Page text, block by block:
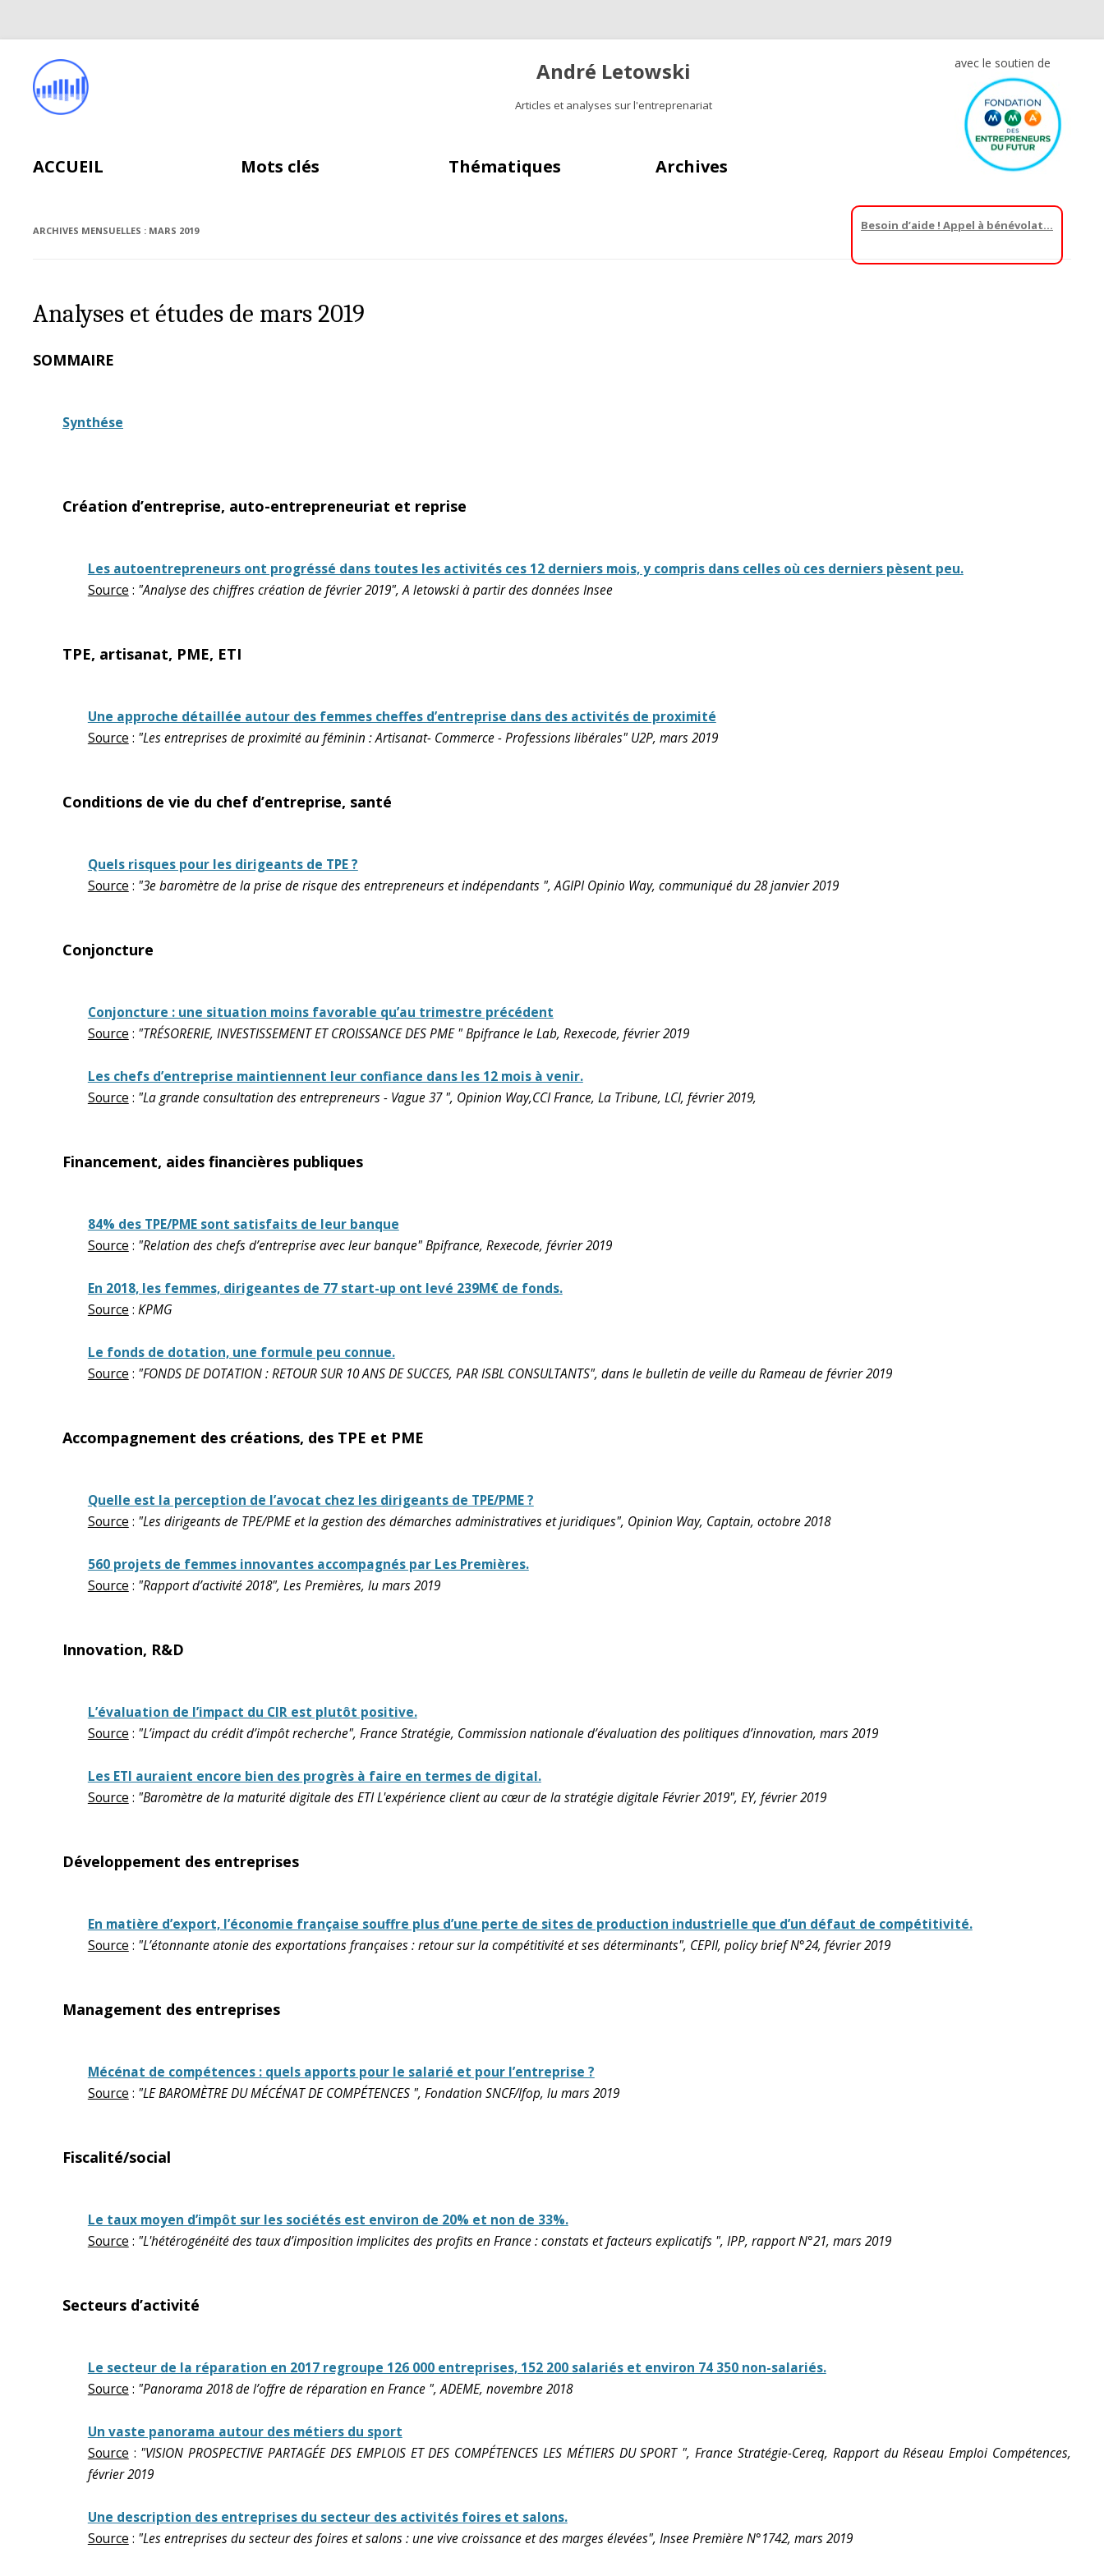
André Letowski
Articles et analyses sur l'entreprenariat
avec le soutien de
ACCUEIL Mots clés Thématiques Archives
ARCHIVES MENSUELLES : MARS 2019
Analyses et études de mars 2019
SOMMAIRE
Synthése
Création d’entreprise, auto-entrepreneuriat et reprise
Les autoentrepreneurs ont progréssé dans toutes les activités ces 12 derniers mois, y compris dans celles où ces derniers pèsent peu.
Source : "Analyse des chiffres création de février 2019", A letowski à partir des données Insee
TPE, artisanat, PME, ETI
Une approche détaillée autour des femmes cheffes d’entreprise dans des activités de proximité
Source : "Les entreprises de proximité au féminin : Artisanat- Commerce - Professions libérales" U2P, mars 2019
Conditions de vie du chef d’entreprise, santé
Quels risques pour les dirigeants de TPE ?
Source : "3e baromètre de la prise de risque des entrepreneurs et indépendants ", AGIPI Opinio Way, communiqué du 28 janvier 2019
Conjoncture
Conjoncture : une situation moins favorable qu’au trimestre précédent
Source : "TRÉSORERIE, INVESTISSEMENT ET CROISSANCE DES PME " Bpifrance le Lab, Rexecode, février 2019
Les chefs d’entreprise maintiennent leur confiance dans les 12 mois à venir.
Source : "La grande consultation des entrepreneurs - Vague 37 ", Opinion Way,CCI France, La Tribune, LCI, février 2019,
Financement, aides financières publiques
84% des TPE/PME sont satisfaits de leur banque
Source : "Relation des chefs d’entreprise avec leur banque" Bpifrance, Rexecode, février 2019
En 2018, les femmes, dirigeantes de 77 start-up ont levé 239M€ de fonds.
Source : KPMG
Le fonds de dotation, une formule peu connue.
Source : "FONDS DE DOTATION : RETOUR SUR 10 ANS DE SUCCES, PAR ISBL CONSULTANTS", dans le bulletin de veille du Rameau de février 2019
Accompagnement des créations, des TPE et PME
Quelle est la perception de l’avocat chez les dirigeants de TPE/PME ?
Source : "Les dirigeants de TPE/PME et la gestion des démarches administratives et juridiques", Opinion Way, Captain, octobre 2018
560 projets de femmes innovantes accompagnés par Les Premières.
Source : "Rapport d’activité 2018", Les Premières, lu mars 2019
Innovation, R&D
L’évaluation de l’impact du CIR est plutôt positive.
Source : "L’impact du crédit d’impôt recherche", France Stratégie, Commission nationale d’évaluation des politiques d’innovation, mars 2019
Les ETI auraient encore bien des progrès à faire en termes de digital.
Source : "Baromètre de la maturité digitale des ETI L'expérience client au cœur de la stratégie digitale Février 2019", EY, février 2019
Développement des entreprises
En matière d’export, l’économie française souffre plus d’une perte de sites de production industrielle que d’un défaut de compétitivité.
Source : "L’étonnante atonie des exportations françaises : retour sur la compétitivité et ses déterminants", CEPII, policy brief N°24, février 2019
Management des entreprises
Mécénat de compétences : quels apports pour le salarié et pour l’entreprise ?
Source : "LE BAROMÈTRE DU MÉCÉNAT DE COMPÉTENCES ", Fondation SNCF/Ifop, lu mars 2019
Fiscalité/social
Le taux moyen d’impôt sur les sociétés est environ de 20% et non de 33%.
Source : "L'hétérogénéité des taux d’imposition implicites des profits en France : constats et facteurs explicatifs ", IPP, rapport N°21, mars 2019
Secteurs d’activité
Le secteur de la réparation en 2017 regroupe 126 000 entreprises, 152 200 salariés et environ 74 350 non-salariés.
Source : "Panorama 2018 de l’offre de réparation en France ", ADEME, novembre 2018
Un vaste panorama autour des métiers du sport
Source : "VISION PROSPECTIVE PARTAGÉE DES EMPLOIS ET DES COMPÉTENCES LES MÉTIERS DU SPORT ", France Stratégie-Cereq, Rapport du Réseau Emploi Compétences,
février 2019
Une description des entreprises du secteur des activités foires et salons.
Source : "Les entreprises du secteur des foires et salons : une vive croissance et des marges élevées", Insee Première N°1742, mars 2019
Besoin d’aide ! Appel à bénévolat…